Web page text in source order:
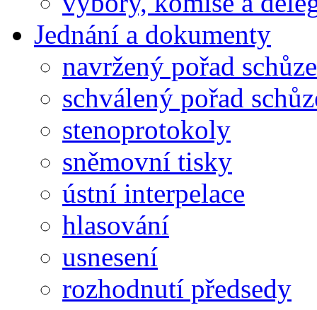
Jednání a dokumenty
navržený pořad schůze
schválený pořad
stenoprotokoly
sněmovní tisky
ústní interpelace
hlasování
usnesení
rozhodnutí předsedy